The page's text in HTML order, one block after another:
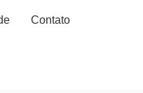
Contato